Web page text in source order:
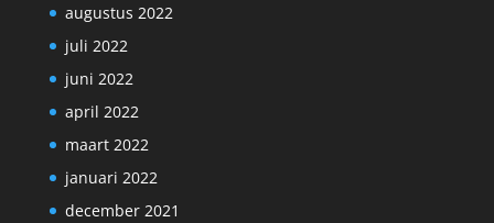
augustus 2022
juli 2022
juni 2022
april 2022
maart 2022
januari 2022
december 2021